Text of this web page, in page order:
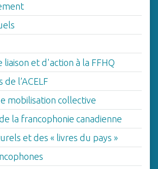
liaison et d'action à la FFHQ
l’ACELF
mobilisation collective
la francophonie canadienne
et des « livres du pays »